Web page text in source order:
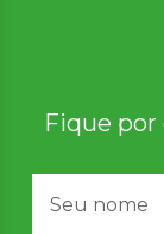
Fique por